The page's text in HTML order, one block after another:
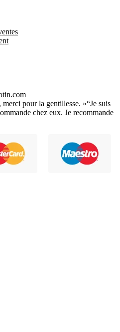
pour la gentillesse. »“Je suis
chez eux. Je recommande